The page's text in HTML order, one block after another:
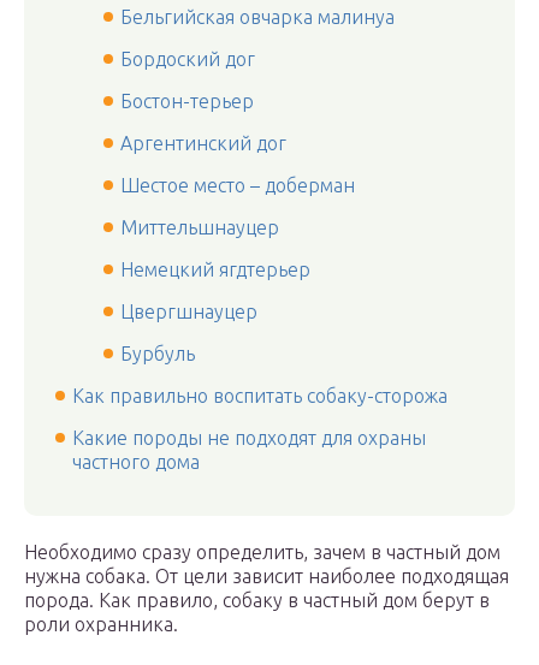
Бельгийская овчарка малинуа
Бордоский дог
Бостон-терьер
Аргентинский дог
Шестое место – доберман
Миттельшнауцер
Немецкий ягдтерьер
Цвергшнауцер
Бурбуль
Как правильно воспитать собаку-сторожа
Какие породы не подходят для охраны
частного дома
Необходимо сразу определить, зачем в частный дом
нужна собака. От цели зависит наиболее подходящая
порода. Как правило, собаку в частный дом берут в
роли охранника.